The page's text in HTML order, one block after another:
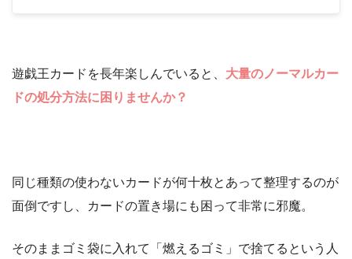
遊戯王カードを長年楽しんでいると、 大量のノーマルカー
ドの処分方法に困りませんか？
同じ種類の使わないカードが何十枚とあって整理するのが
面倒ですし、カードの置き場にも困って非常に邪魔。
そのままゴミ袋に入れて「燃えるゴミ」で捨てるという人